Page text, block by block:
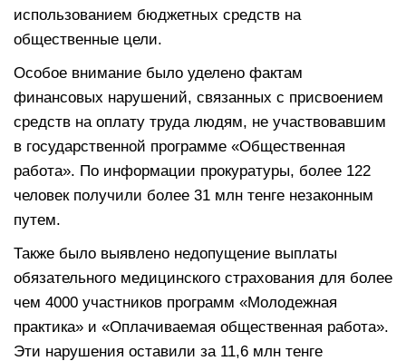
использованием бюджетных средств на
общественные цели.
Особое внимание было уделено фактам
финансовых нарушений, связанных с присвоением
средств на оплату труда людям, не участвовавшим
в государственной программе «Общественная
работа». По информации прокуратуры, более 122
человек получили более 31 млн тенге незаконным
путем.
Также было выявлено недопущение выплаты
обязательного медицинского страхования для более
чем 4000 участников программ «Молодежная
практика» и «Оплачиваемая общественная работа».
Эти нарушения оставили за 11,6 млн тенге